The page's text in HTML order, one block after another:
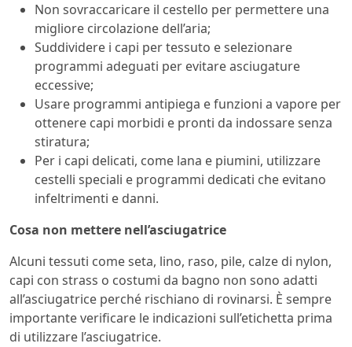
Non sovraccaricare il cestello per permettere una
migliore circolazione dell’aria;
Suddividere i capi per tessuto e selezionare
programmi adeguati per evitare asciugature
eccessive;
Usare programmi antipiega e funzioni a vapore per
ottenere capi morbidi e pronti da indossare senza
stiratura;
Per i capi delicati, come lana e piumini, utilizzare
cestelli speciali e programmi dedicati che evitano
infeltrimenti e danni.
Cosa non mettere nell’asciugatrice
Alcuni tessuti come seta, lino, raso, pile, calze di nylon,
capi con strass o costumi da bagno non sono adatti
all’asciugatrice perché rischiano di rovinarsi. È sempre
importante verificare le indicazioni sull’etichetta prima
di utilizzare l’asciugatrice.